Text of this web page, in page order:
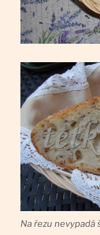
Na řezu nevypadá